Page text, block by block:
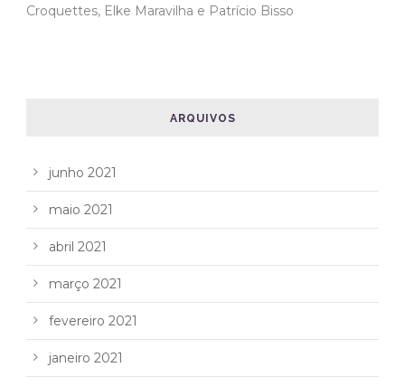
Croquettes, Elke Maravilha e Patrício Bisso
ARQUIVOS
junho 2021
maio 2021
abril 2021
março 2021
fevereiro 2021
janeiro 2021